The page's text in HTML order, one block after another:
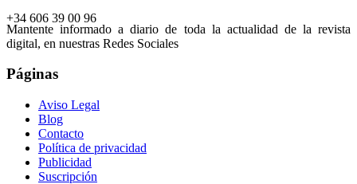
+34 606 39 00 96
Mantente informado a diario de toda la actualidad de la revista
digital, en nuestras Redes Sociales
Páginas
Aviso Legal
Blog
Contacto
Política de privacidad
Publicidad
Suscripción